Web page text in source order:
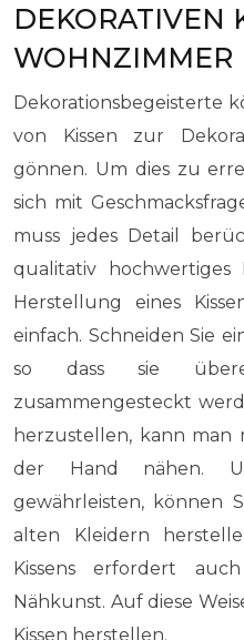
DEKORATIVEN
WOHNZIMMER
Dekorationsbegeisterte
von Kissen zur
gönnen. Um dies zu
sich mit
muss jedes Detail
qualitativ hochwertiges
Herstellung eines
einfach. Schneiden Sie
so dass sie
zusammengesteckt
herzustellen, kann man
der Hand nähen.
gewährleisten, können
alten Kleidern
Kissens erfordert
Nähkunst. Auf diese
Kissen herstellen.